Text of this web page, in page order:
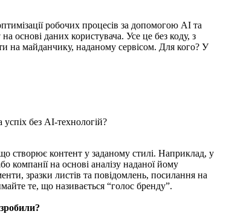
робочих процесів за допомогою АІ та
основі даних користувача. Усе це без коду, з
на майданчику, наданому сервісом. Для кого? У
що створює контент у заданому стилі. Наприклад, у
компанії на основі аналізу наданої йому
зразки листів та повідомлень, посилання на
те, що називається “голос бренду”.